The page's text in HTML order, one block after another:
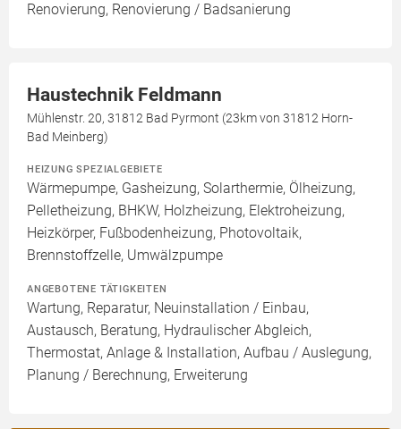
Renovierung, Renovierung / Badsanierung
Haustechnik Feldmann
Mühlenstr. 20, 31812 Bad Pyrmont (23km von 31812 Horn-
Bad Meinberg)
HEIZUNG SPEZIALGEBIETE
Wärmepumpe, Gasheizung, Solarthermie, Ölheizung,
Pelletheizung, BHKW, Holzheizung, Elektroheizung,
Heizkörper, Fußbodenheizung, Photovoltaik,
Brennstoffzelle, Umwälzpumpe
ANGEBOTENE TÄTIGKEITEN
Wartung, Reparatur, Neuinstallation / Einbau,
Austausch, Beratung, Hydraulischer Abgleich,
Thermostat, Anlage & Installation, Aufbau / Auslegung,
Planung / Berechnung, Erweiterung